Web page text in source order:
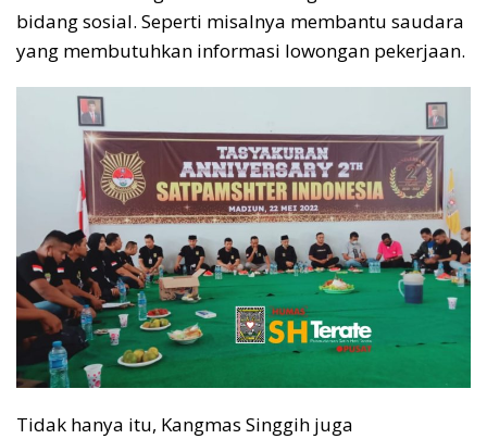
bidang sosial. Seperti misalnya membantu saudara
yang membutuhkan informasi lowongan pekerjaan.
Tidak hanya itu, Kangmas Singgih juga